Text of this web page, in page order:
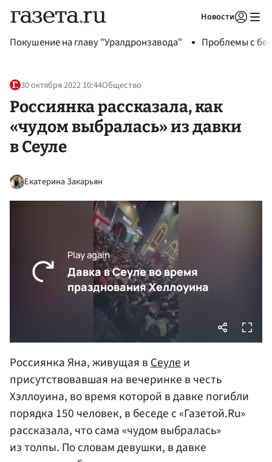
Новости
Покушение на главу "Уралдронзавода" Проблемы с
30 октября 2022 10:44Общество
Россиянка рассказала, как
«чудом выбралась» из давки
в Сеуле
Екатерина Закарьян
Россиянка Яна, живущая вСеулеи
присутствовавшая на вечеринке в честь
Хэллоуина, во время которой в давке погибли
порядка 150 человек, в беседе с «Газетой.Ru»
рассказала, что сама «чудом выбралась»
из толпы. По словам девушки, в давке